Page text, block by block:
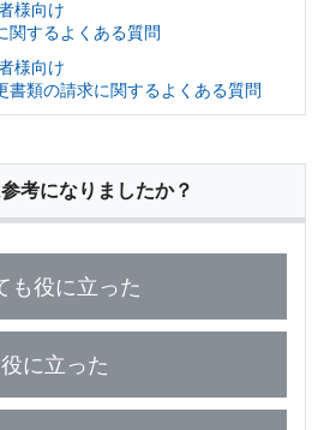
終身保険
あんしん就業不能保障保険
発行
お
総合福祉団体定期保険のお手続き
続き
保険料の支払いが困難なとき
確定申告・年末調整するとき
離婚するとき
ご病気・ご不幸があったとき
ス
様向け
関するよくある質問
様向け
書類の請求に関するよくある質問
考になりましたか？
も役に立った
役に立った